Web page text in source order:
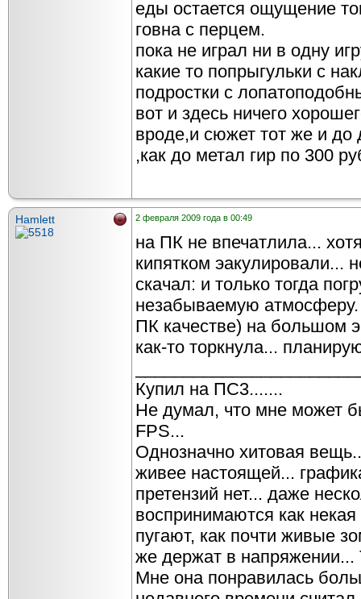
еды остается ощущение
говна с перцем.
пока не играл ни в одну
какие то попрыгульки с
подростки с
вот и здесь ничего
вроде,и сюжет тот же и до
,как до метал гир по 300
Hamlett 2 февраля 2009 года в 00:49
на ПК не впечатлила...
кипятком эакулировали...
скачал: и только тогда
незабываемую
ПК качестве) на большом
как-то торкнула...
Купил на ПС3.......
Не думал, что мне может
FPS...
Однозначно хитовая
живее настоящей...
претензий нет... даже
воспринимаются как
пугают, как почти живые
же держат в напряжении...
Мне она понравилась